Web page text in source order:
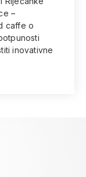
–
caffe o
inovativne